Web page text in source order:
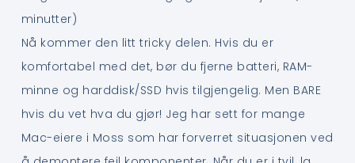
minutter)
Nå kommer den litt tricky delen. Hvis du er
komfortabel med det, bør du fjerne batteri, RAM-
minne og harddisk/SSD hvis tilgjengelig. Men BARE
hvis du vet hva du gjør! Jeg har sett for mange
Mac-eiere i Moss som har forverret situasjonen ved